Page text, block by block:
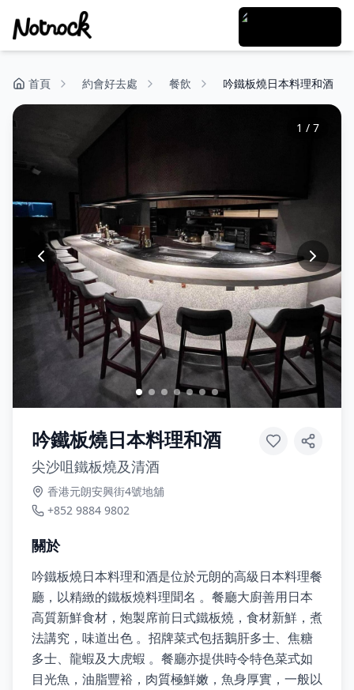
首頁 約會好去處 餐飲 吟鐵板燒日本料理和酒
1 / 7
吟鐵板燒日本料理和酒
尖沙咀鐵板燒及清酒
香港元朗安興街4號地舖
+852 9884 9802
關於
吟鐵板燒日本料理和酒是位於元朗的高級日本料理餐
廳，以精緻的鐵板燒料理聞名 。餐廳大廚善用日本
高質新鮮食材，炮製席前日式鐵板燒，食材新鮮，煮
法講究，味道出色 。招牌菜式包括鵝肝多士、焦糖
多士、龍蝦及大虎蝦 。餐廳亦提供時令特色菜式如
目光魚，油脂豐裕，肉質極鮮嫩，魚身厚實，一般以